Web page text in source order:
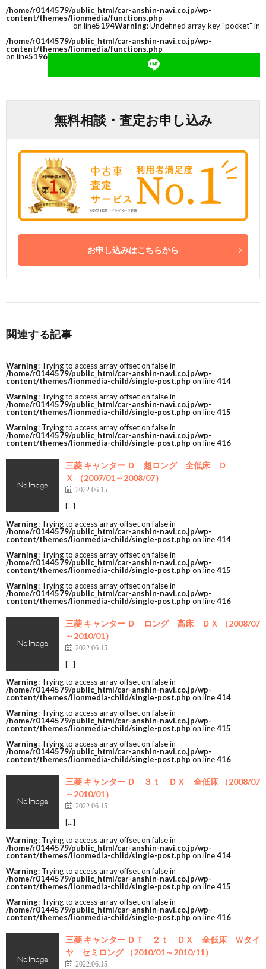
/home/r0144579/public_html/car-anshin-navi.co.jp/wp-
content/themes/lionmedia/functions.php
on line5194Warning: Undefined array key "pocket" in
/home/r0144579/public_html/car-anshin-navi.co.jp/wp-
content/themes/lionmedia/functions.php
on line5196
無料相談・査定お申し込み
お申し込みはこちらから
関連する記事
Warning: Trying to access array offset on false in
/home/r0144579/public_html/car-anshin-navi.co.jp/wp-
content/themes/lionmedia-child/single-post.php on line414
Warning: Trying to access array offset on false in
/home/r0144579/public_html/car-anshin-navi.co.jp/wp-
content/themes/lionmedia-child/single-post.php on line415
Warning: Trying to access array offset on false in
/home/r0144579/public_html/car-anshin-navi.co.jp/wp-
content/themes/lionmedia-child/single-post.php on line416
三菱 キャンター Ｄ 超ロング 全低床 Ｄ
Ｘ （2007/01～2008/07）
2022.06.15
[…]
Warning: Trying to access array offset on false in
/home/r0144579/public_html/car-anshin-navi.co.jp/wp-
content/themes/lionmedia-child/single-post.php on line414
Warning: Trying to access array offset on false in
/home/r0144579/public_html/car-anshin-navi.co.jp/wp-
content/themes/lionmedia-child/single-post.php on line415
Warning: Trying to access array offset on false in
/home/r0144579/public_html/car-anshin-navi.co.jp/wp-
content/themes/lionmedia-child/single-post.php on line416
三菱 キャンター Ｄ ロング 高床 ＤＸ （2008/07
～2010/01）
2022.06.15
[…]
Warning: Trying to access array offset on false in
/home/r0144579/public_html/car-anshin-navi.co.jp/wp-
content/themes/lionmedia-child/single-post.php on line414
Warning: Trying to access array offset on false in
/home/r0144579/public_html/car-anshin-navi.co.jp/wp-
content/themes/lionmedia-child/single-post.php on line415
Warning: Trying to access array offset on false in
/home/r0144579/public_html/car-anshin-navi.co.jp/wp-
content/themes/lionmedia-child/single-post.php on line416
三菱 キャンター Ｄ ３ｔ ＤＸ 全低床 （2008/07
～2010/01）
2022.06.15
[…]
Warning: Trying to access array offset on false in
/home/r0144579/public_html/car-anshin-navi.co.jp/wp-
content/themes/lionmedia-child/single-post.php on line414
Warning: Trying to access array offset on false in
/home/r0144579/public_html/car-anshin-navi.co.jp/wp-
content/themes/lionmedia-child/single-post.php on line415
Warning: Trying to access array offset on false in
/home/r0144579/public_html/car-anshin-navi.co.jp/wp-
content/themes/lionmedia-child/single-post.php on line416
三菱 キャンター ＤＴ ２ｔ ＤＸ 全低床 Ｗタイ
ヤ セミロング （2010/01～2010/11）
2022.06.15